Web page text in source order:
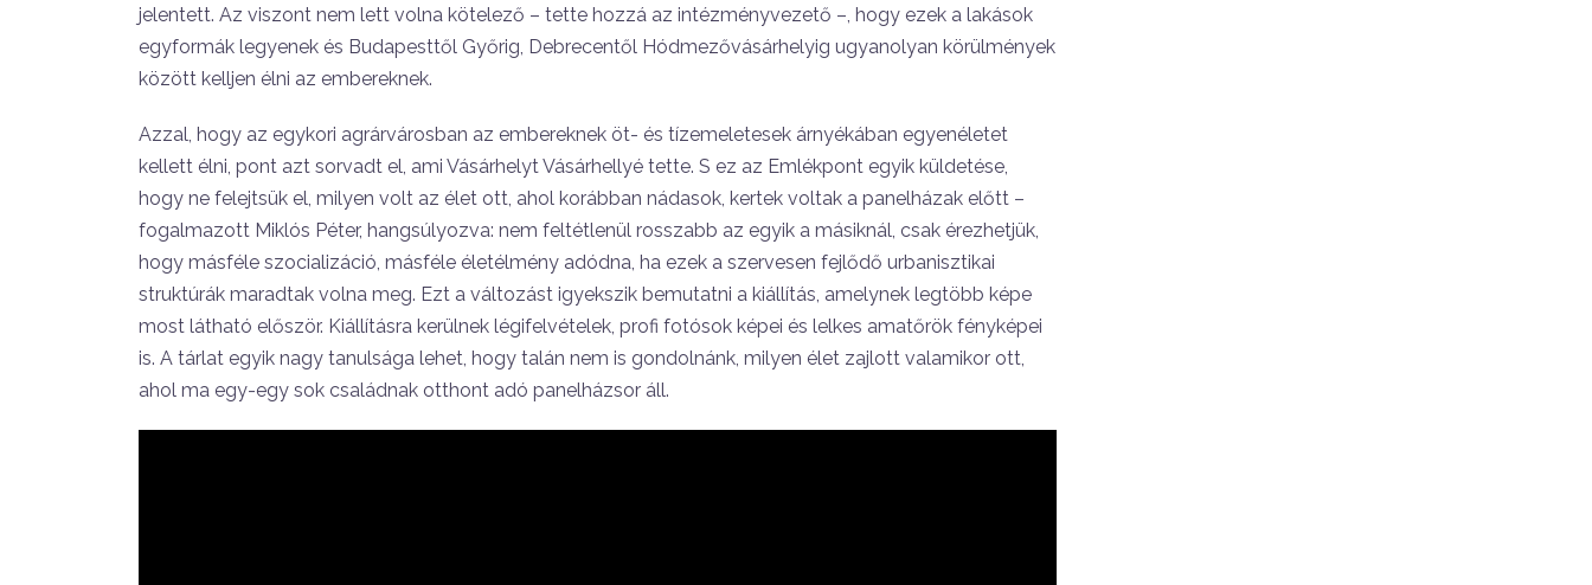
jelentett. Az viszont nem lett volna kötelező – tette hozzá az intézményvezető –, hogy ezek a lakások
egyformák legyenek és Budapesttől Győrig, Debrecentől Hódmezővásárhelyig ugyanolyan körülmények
között kelljen élni az embereknek.
Azzal, hogy az egykori agrárvárosban az embereknek öt- és tízemeletesek árnyékában egyenéletet
kellett élni, pont azt sorvadt el, ami Vásárhelyt Vásárhellyé tette. S ez az Emlékpont egyik küldetése,
hogy ne felejtsük el, milyen volt az élet ott, ahol korábban nádasok, kertek voltak a panelházak előtt –
fogalmazott Miklós Péter, hangsúlyozva: nem feltétlenül rosszabb az egyik a másiknál, csak érezhetjük,
hogy másféle szocializáció, másféle életélmény adódna, ha ezek a szervesen fejlődő urbanisztikai
struktúrák maradtak volna meg. Ezt a változást igyekszik bemutatni a kiállítás, amelynek legtöbb képe
most látható először. Kiállításra kerülnek légifelvételek, profi fotósok képei és lelkes amatőrök fényképei
is. A tárlat egyik nagy tanulsága lehet, hogy talán nem is gondolnánk, milyen élet zajlott valamikor ott,
ahol ma egy-egy sok családnak otthont adó panelházsor áll.